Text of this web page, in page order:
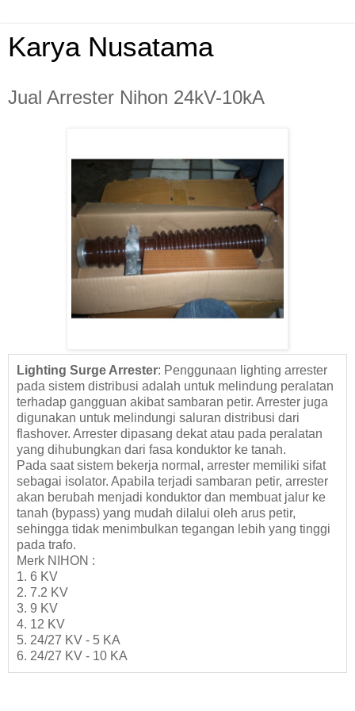
Karya Nusatama
Jual Arrester Nihon 24kV-10kA
Lighting Surge Arrester: Penggunaan lighting arrester
pada sistem distribusi adalah untuk melindung peralatan
terhadap gangguan akibat sambaran petir. Arrester juga
digunakan untuk melindungi saluran distribusi dari
flashover. Arrester dipasang dekat atau pada peralatan
yang dihubungkan dari fasa konduktor ke tanah.
Pada saat sistem bekerja normal, arrester memiliki sifat
sebagai isolator. Apabila terjadi sambaran petir, arrester
akan berubah menjadi konduktor dan membuat jalur ke
tanah (bypass) yang mudah dilalui oleh arus petir,
sehingga tidak menimbulkan tegangan lebih yang tinggi
pada trafo.
Merk NIHON :
1. 6 KV
2. 7.2 KV
3. 9 KV
4. 12 KV
5. 24/27 KV - 5 KA
6. 24/27 KV - 10 KA